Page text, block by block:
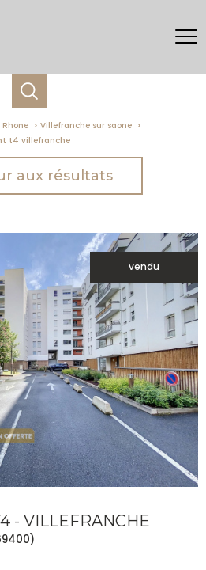
Rhone
Villefranche sur saone
t4 villefranche
aux résultats
vendu
- VILLEFRANCHE